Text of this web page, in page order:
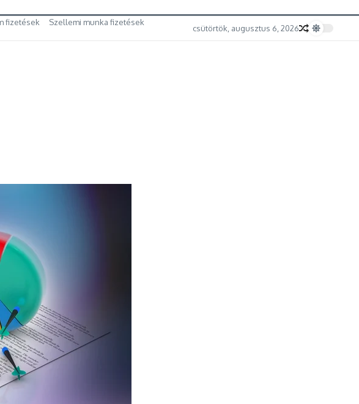
fizetések
Szellemi munka fizetések
csütörtök, augusztus 6, 2026